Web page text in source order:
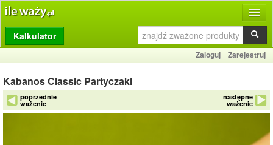
Produkty
Dziennik
Przelicznik
Porównywarka
Kalkulator
Zaloguj Zarejestruj
Kabanos Classic Partyczaki
poprzednie
ważenie
następne
ważenie